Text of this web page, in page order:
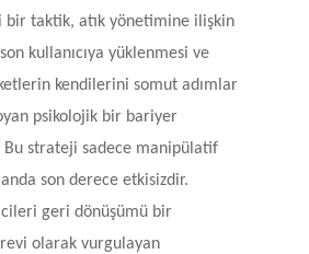
bir taktik, atık yönetimine ilişkin
kullanıcıya yüklenmesi ve
kendilerini somut adımlar
psikolojik bir bariyer
Bu strateji sadece manipülatif
son derece etkisizdir.
geri dönüşümü bir
olarak vurgulayan